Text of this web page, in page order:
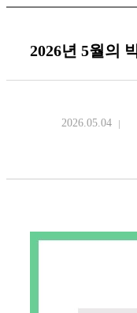
2026년 5월의
2026.05.04